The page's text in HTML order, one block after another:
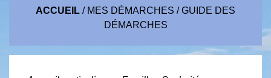
ACCUEIL / MES DÉMARCHES /GUIDE DES
DÉMARCHES